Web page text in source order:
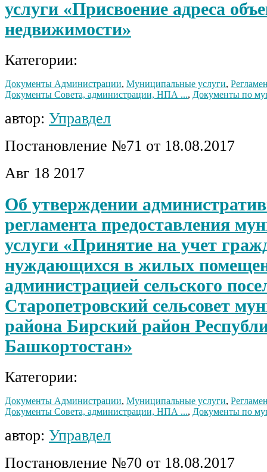
услуги «Присвоение адреса
недвижимости»
Категории:
Документы Администрации, Муниципальные услуги,
Документы Совета, администрации, НПА ..., Документы по
автор: Управдел
Постановление №71 от 18.08.2017
Авг 18 2017
Об утверждении
регламента предоставления
услуги «Принятие на учет
нуждающихся в жилых
администрацией сельского
Старопетровский сельсовет
района Бирский район
Башкортостан»
Категории:
Документы Администрации, Муниципальные услуги,
Документы Совета, администрации, НПА ..., Документы по
автор: Управдел
Постановление №70 от 18.08.2017